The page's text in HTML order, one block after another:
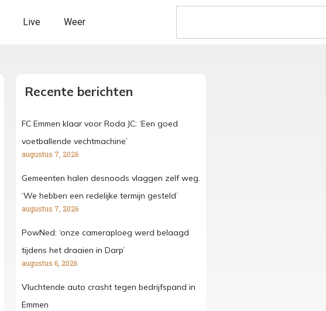
Live Weer
Recente berichten
FC Emmen klaar voor Roda JC: ‘Een goed
voetballende vechtmachine’
augustus 7, 2026
Gemeenten halen desnoods vlaggen zelf weg.
‘We hebben een redelijke termijn gesteld’
augustus 7, 2026
PowNed: ‘onze cameraploeg werd belaagd
tijdens het draaien in Darp’
augustus 6, 2026
Vluchtende auto crasht tegen bedrijfspand in
Emmen